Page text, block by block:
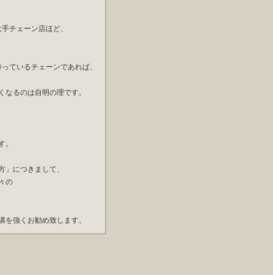
チェーン店ほど、
ているチェーンであれば、
るのは自明の理です。
。
」につきまして、
の
講を強くお勧め致します。